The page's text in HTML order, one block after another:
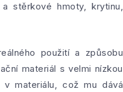
stěrkové hmoty, krytinu,
použití a způsobu
materiál s velmi nízkou
v materiálu, což mu dává